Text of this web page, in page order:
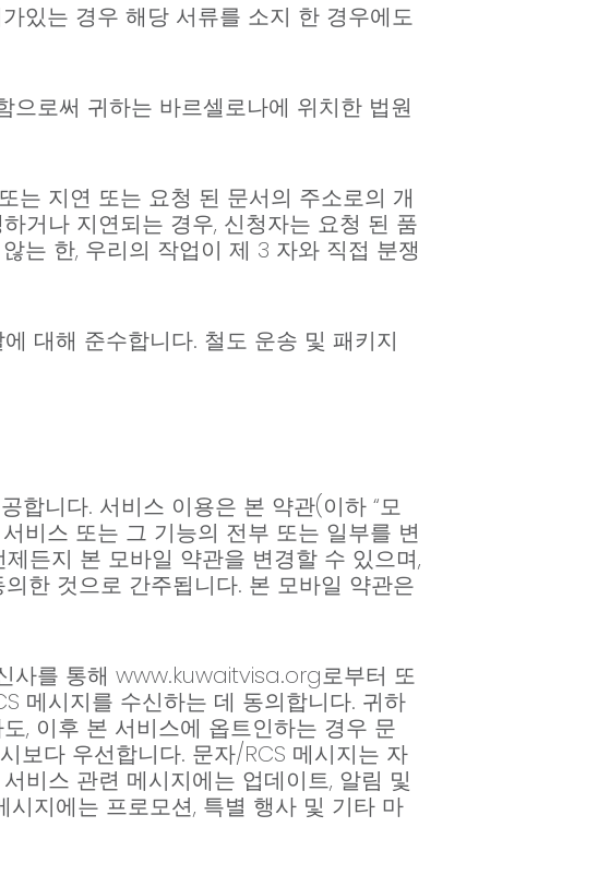
있는 경우 해당 서류를 소지 한 경우에도
로써 귀하는 바르셀로나에 위치한 법원
는 지연 또는 요청 된 문서의 주소로의 개
거나 지연되는 경우, 신청자는 요청 된 품
는 한, 우리의 작업이 제 3 자와 직접 분쟁
대해 준수합니다. 철도 운송 및 패키지
합니다. 서비스 이용은 본 약관(이하 “모
비스 또는 그 기능의 전부 또는 일부를 변
든지 본 모바일 약관을 변경할 수 있으며,
한 것으로 간주됩니다. 본 모바일 약관은
사를 통해 www.kuwaitvisa.org로부터 또
메시지를 수신하는 데 동의합니다. 귀하
, 이후 본 서비스에 옵트인하는 경우 문
보다 우선합니다. 문자/RCS 메시지는 자
비스 관련 메시지에는 업데이트, 알림 및
지에는 프로모션, 특별 행사 및 기타 마